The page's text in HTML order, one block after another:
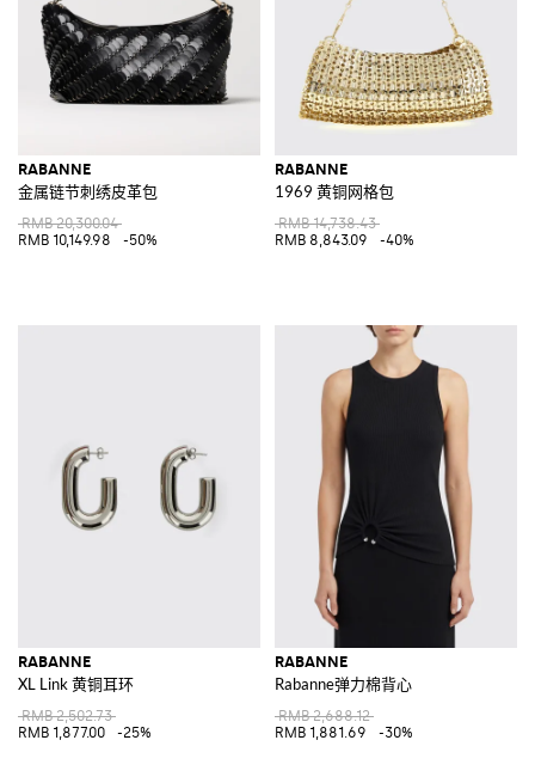
RABANNE
金属链节刺绣皮革包
RMB 20,300.04
RMB 10,149.98
-50%
RABANNE
1969 黄铜网格包
RMB 14,738.43
RMB 8,843.09
-40%
RABANNE
XL Link 黄铜耳环
RMB 2,502.73
RMB 1,877.00
-25%
RABANNE
Rabanne弹力棉背心
RMB 2,688.12
RMB 1,881.69
-30%